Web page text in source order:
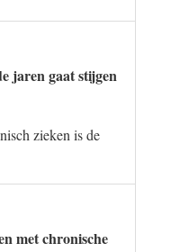
jaren gaat stijgen
zieken is de
met chronische